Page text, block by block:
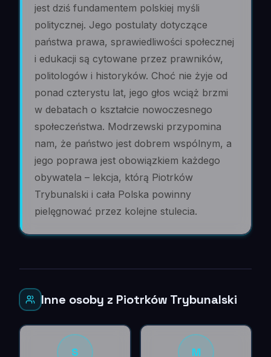
jest dziś fundamentem polskiej myśli
politycznej. Jego postulaty dotyczące
państwa prawa, sprawiedliwości społecznej
i edukacji są cytowane przez prawników,
politologów i historyków. Choć nie żyje od
ponad czterystu lat, jego głos wciąż brzmi
w debatach o kształcie nowoczesnego
społeczeństwa. Modrzewski przypomina
nam, że państwo jest dobrem wspólnym, a
jego poprawa jest obowiązkiem każdego
obywatela – lekcja, którą Piotrków
Trybunalski i cała Polska powinny
pielęgnować przez kolejne stulecia.
Inne osoby z Piotrków Trybunalski
S M